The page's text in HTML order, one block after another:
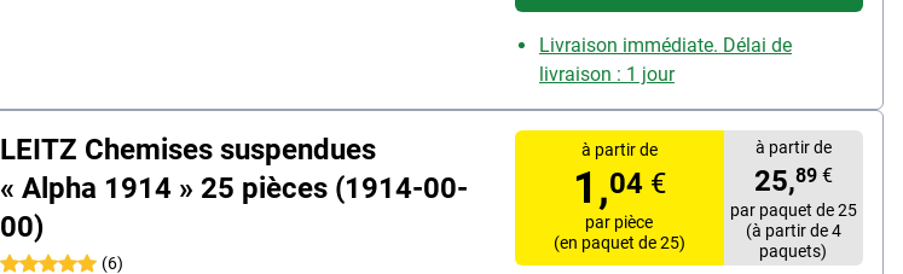
Livraison immédiate. Délai de
livraison : 1 jour
LEITZ Chemises suspendues
« Alpha 1914 » 25 pièces (1914-00-
00)
(6)
à partir de
1,04 €
par pièce
(en paquet de 25)
à partir de
25,89 €
par paquet de 25
(à partir de 4
paquets)